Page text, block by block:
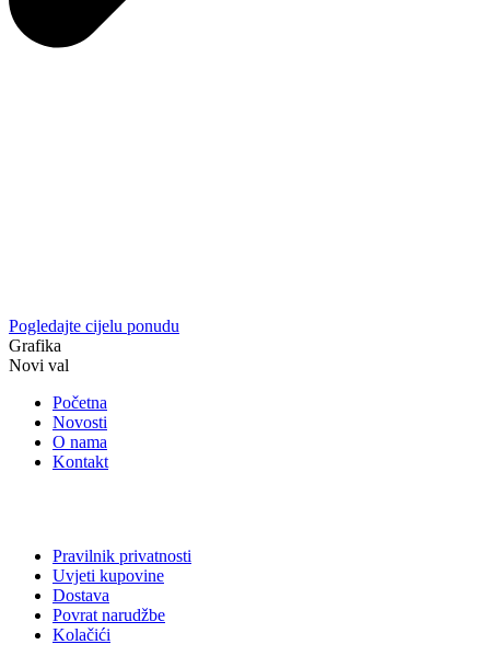
Pogledajte cijelu ponudu
Grafika
Novi val
Početna
Novosti
O nama
Kontakt
Pravilnik privatnosti
Uvjeti kupovine
Dostava
Povrat narudžbe
Kolačići